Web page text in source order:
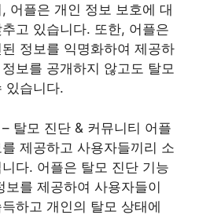
어플은 개인 정보 보호에 대
고 있습니다. 또한, 어플은
정보를 익명화하여 제공하
보를 공개하지 않고도 탈모
있습니다.
탈모 진단 & 커뮤니티 어플
제공하고 사용자들끼리 소
다. 어플은 탈모 진단 기능
를 제공하여 사용자들이
하고 개인의 탈모 상태에